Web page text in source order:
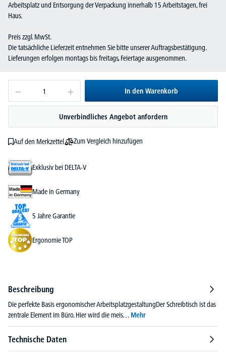
Arbeitsplatz und Entsorgung der Verpackung innerhalb 15 Arbeitstagen, frei
Haus.
Preis zzgl. MwSt.
Die tatsächliche Lieferzeit entnehmen Sie bitte unserer Auftragsbestätigung.
Lieferungen erfolgen montags bis freitags, Feiertage ausgenommen.
In den Warenkorb
Unverbindliches Angebot anfordern
Auf den Merkzettel Zum Vergleich hinzufügen
Exklusiv bei DELTA-V
Made in Germany
5 Jahre Garantie
Ergonomie TOP
Beschreibung
Die perfekte Basis ergonomischer ArbeitsplatzgestaltungDer Schreibtisch ist das
zentrale Element im Büro. Hier wird die meis… Mehr
Technische Daten